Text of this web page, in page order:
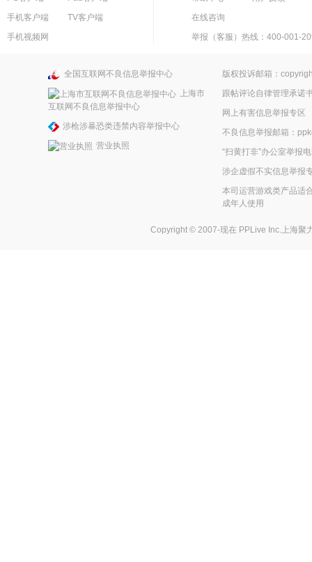
手机客户端
TV客户端
手机视频网
在线咨询
举报（客服）热线：400-001-
全国互联网不良信息举报中心
上海市
互联网不良信息举报中心
涉枪涉暴恐类违禁内容举报中心
营业执照
版权投诉邮箱：
跟帖评论自律管理承诺
网上有害信息举报专区
不良信息举报邮箱：
“扫黄打非”办公室举报
涉企虚假不实信息举报
本司运营游戏类产品适
成年人使用
Copyright © 2007-现在 PPLive Inc.上海聚